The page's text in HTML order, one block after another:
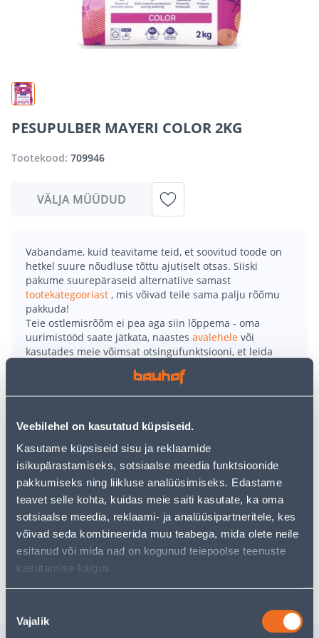
Veebilehel on kasutatud küpsiseid.
Kasutame küpsiseid sisu ja reklaamide
isikupärastamiseks, sotsiaalse meedia funktsioonide
pakkumiseks ning liikluse analüüsimiseks. Edastame
teavet selle kohta, kuidas meie saiti kasutate, ka oma
sotsiaalse meedia, reklaami- ja analüüsipartneritele, kes
võivad seda kombineerida muu teabega, mida olete neile
esitanud või mida nad on kogunud teiepoolse teenuste
kasutamise käigus.
valik
Vajalik
PESUPULBER MAYERI COLOR 2KG
Tootekood: 709946
VÄLJA MÜÜDUD
Vabandame, kuid teavitame teid, et soovitud toode on
hetkel suure nõudluse tõttu ajutiselt otsas. Siiski
pakume suurepäraseid alternatiive samast
tootekategooriast , mis võivad teile sama palju rõõmu
pakkuda!
Teie ostlemisrõõm ei pea aga siin lõppema - oma
uurimistööd saate jätkata, naastes avalehele või
kasutades meie võimsat otsingufunktsiooni, et leida
pesumasinas või käsitsi.
• Eemaldab efektiivselt mustuse nii leige kui ka kuuma
veega pestes.
• Sisaldab veepehmendajat, mis kaitseb pesumasinat
katlakivi tekke eest.
• Pakendis 2 kg.
• 14-päevane tagastusõigus.
Tarne pole võimalik